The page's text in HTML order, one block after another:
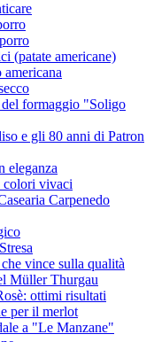
(patate americane)
americana
formaggio "Soligo
e gli 80 anni di Patron
eleganza
colori vivaci
Carpenedo
vince sulla qualità
Müller Thurgau
ottimi risultati
per il merlot
a "Le Manzane"